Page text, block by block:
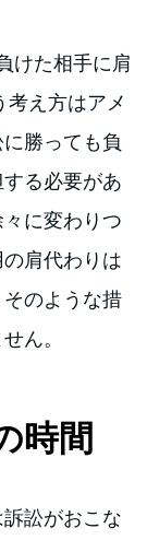
けた相手に肩
考え方はアメ
勝っても負
る必要があ
に変わりつ
肩代わりは
のような措
ん。
時間
訟がおこな